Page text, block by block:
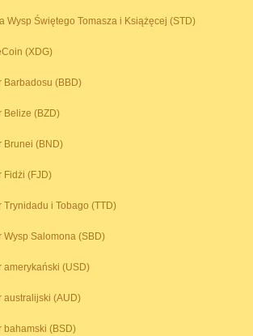
Wysp Świętego Tomasza i Książęcej (STD)
(XDG)
Barbadosu (BBD)
Belize (BZD)
Brunei (BND)
Fidżi (FJD)
Trynidadu i Tobago (TTD)
Wysp Salomona (SBD)
amerykański (USD)
australijski (AUD)
bahamski (BSD)